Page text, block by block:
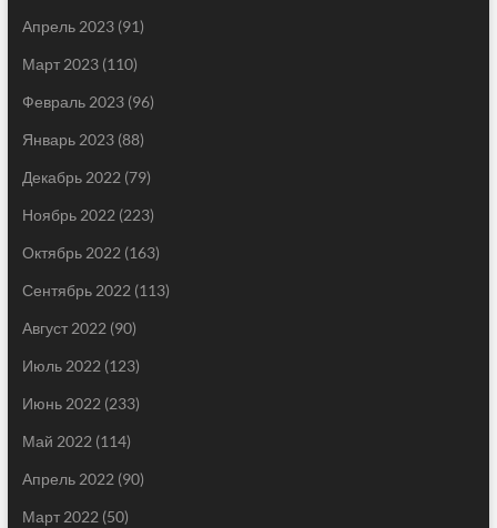
Апрель 2023(91)
Март 2023(110)
Февраль 2023(96)
Январь 2023(88)
Декабрь 2022 (79)
Ноябрь 2022 (223)
Октябрь 2022 (163)
Сентябрь 2022 (113)
Август 2022 (90)
Июль 2022 (123)
Июнь 2022 (233)
Май 2022 (114)
Апрель 2022 (90)
Март 2022 (50)